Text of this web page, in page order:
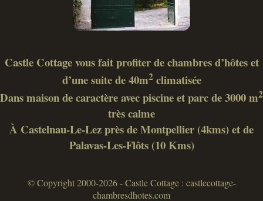
Castle Cottage vous fait profiter de chambres d’hôtes et
d’une suite de 40m2climatisée
Dans maison de caractère avec piscine et parc de 3000 m2
très calme
À Castelnau-Le-Lez près de Montpellier (4kms) et de
Palavas-Les-Flôts (10 Kms)
© Copyright 2000-2026 - Castle Cottage : castlecottage-
chambresdhotes.com